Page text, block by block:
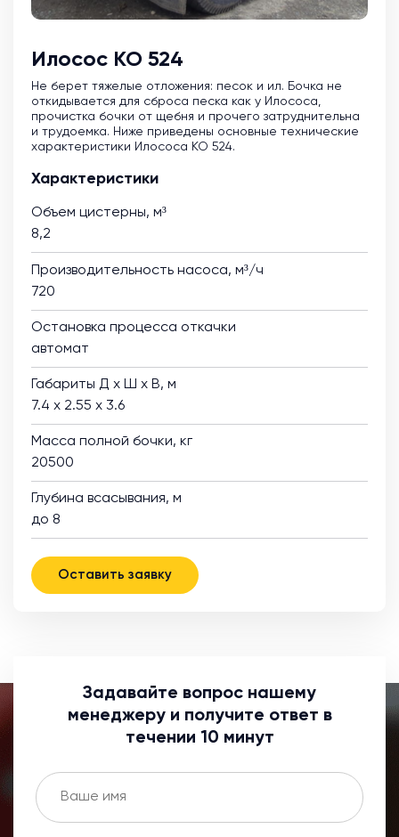
Илосос КО 524
Не берет тяжелые отложения: песок и ил. Бочка не
откидывается для сброса песка как у Илососа,
прочистка бочки от щебня и прочего затруднительна
и трудоемка. Ниже приведены основные технические
характеристики Илососа КО 524.
Характеристики
Объем цистерны, м³
8,2
Производительность насоса, м³/ч
720
Остановка процесса откачки
автомат
Габариты Д х Ш х В, м
7.4 х 2.55 х 3.6
Масса полной бочки, кг
20500
Глубина всасывания, м
до 8
Оставить заявку
Задавайте вопрос нашему
менеджеру и получите ответ в
течении 10 минут